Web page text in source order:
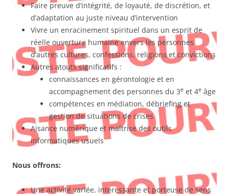
Faire preuve d’intégrité, de loyauté, de discrétion, et
d’adaptation au juste niveau d’intervention
Vivre un enracinement spirituel dans un esprit de
réelle ouverture humaine envers les personnes
d’autres cultures, confessions, religions et convictions
Autres atouts significatifs :
connaissances en gérontologie et en
accompagnement des personnes du 3e et 4e âge
compétences en médiation, débriefing et
gestion de situations de crises
Aisance numérique et maîtrise des outils
informatiques usuels
Nous offrons:
Une activité variée, intéressante et porteuse de sens